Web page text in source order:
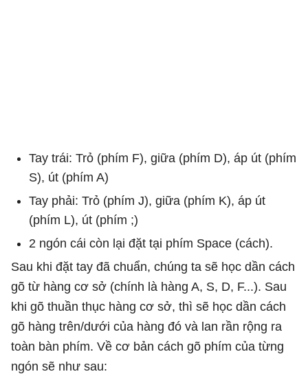
Tay trái: Trỏ (phím F), giữa (phím D), áp út (phím
S), út (phím A)
Tay phải: Trỏ (phím J), giữa (phím K), áp út
(phím L), út (phím ;)
2 ngón cái còn lại đặt tại phím Space (cách).
Sau khi đặt tay đã chuẩn, chúng ta sẽ học dần cách
gõ từ hàng cơ sở (chính là hàng A, S, D, F...). Sau
khi gõ thuần thục hàng cơ sở, thì sẽ học dần cách
gõ hàng trên/dưới của hàng đó và lan rần rộng ra
toàn bàn phím. Về cơ bản cách gõ phím của từng
ngón sẽ như sau: